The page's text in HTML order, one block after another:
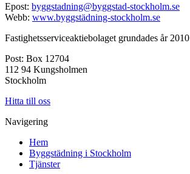
Epost: byggstadning@byggstad-stockholm.se
Webb: www.byggstädning-stockholm.se
Fastighetsserviceaktiebolaget grundades år 2010
Post: Box 12704
112 94 Kungsholmen
Stockholm
Hitta till oss
Navigering
Hem
Byggstädning i Stockholm
Tjänster